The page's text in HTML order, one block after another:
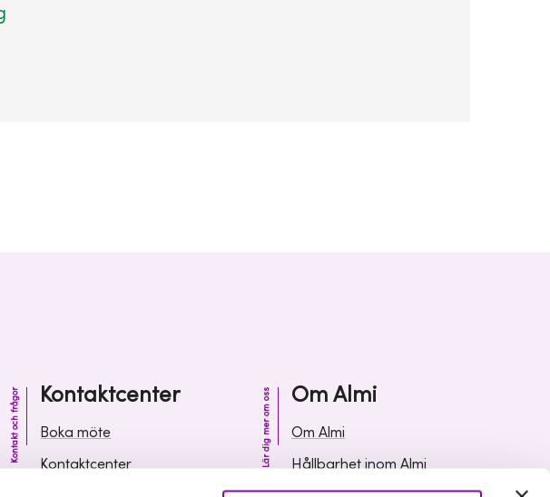
Kontaktcenter
Kontakt och frågor
Boka möte
Kontaktcenter
Om Almi
Lär dig mer om oss
Om Almi
Hållbarhet inom Almi